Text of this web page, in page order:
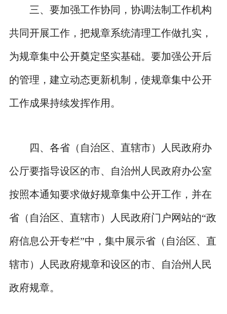
三、要加强工作协同，协调法制工作机构
共同开展工作，把规章系统清理工作做扎实，
为规章集中公开奠定坚实基础。要加强公开后
的管理，建立动态更新机制，使规章集中公开
工作成果持续发挥作用。
四、各省（自治区、直辖市）人民政府办
公厅要指导设区的市、自治州人民政府办公室
按照本通知要求做好规章集中公开工作，并在
省（自治区、直辖市）人民政府门户网站的“政
府信息公开专栏”中，集中展示省（自治区、直
辖市）人民政府规章和设区的市、自治州人民
政府规章。